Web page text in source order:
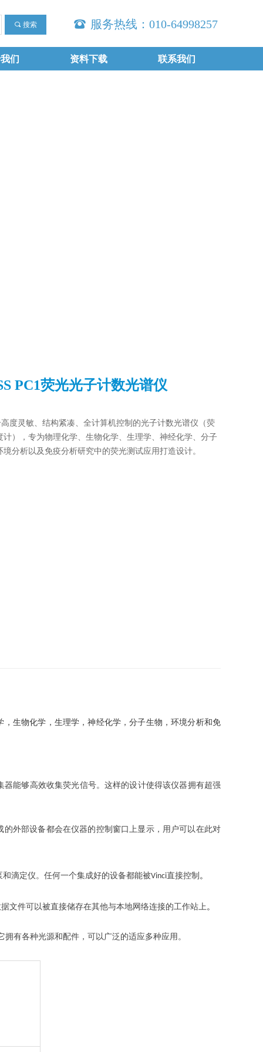
뀰 服务热线：010-64998257
끠 搜索
们 资料下载 联系我们
PC1荧光光子计数光谱仪
高度灵敏、结构紧凑、全计算机控制的光子计数光谱仪（荧
计），专为物理化学、生物化学、生理学、神经化学、分子
境分析以及免疫分析研究中的荧光测试应用打造设计。
生物化学，生理学，神经化学，分子生物，环境分析和免
能够高效收集荧光信号。这样的设计使得该仪器拥有超强
外部设备都会在仪器的控制窗口上显示，用户可以在此对
滴定仪。任何一个集成好的设备都能被Vinci直接控制 。
文件可以被直接储存在其他与本地网络连接的工作站上 。
有各种光源和配件，可以广泛的适应多种应用。